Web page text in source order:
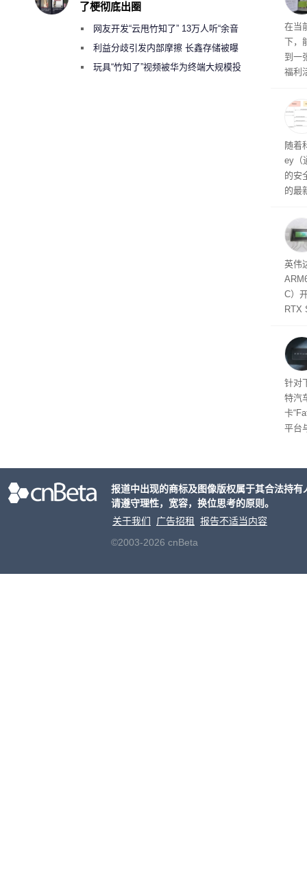
在当
下，
到一
福利
州
家
这一
（
户
随着
ey（
的安
的最
内
以利
并
在线
件是
软件
态
英伟
C）
RTX
将
的技
起
针对
特汽
卡
平台
了梗彻底出圈
网友开发“云甩竹知了” 13万人听“余音
绕梁”利益分歧引发内部摩擦 长鑫存储被曝
曾将华为驻场工程师驱逐出研发基地
玩具“竹知了”视频被华为终端大规模投
报道中出现的商标及图像版权属于其合法持
请遵守理性，宽容，换位思考的原则。
关于我们
广告招租
报告不适当内容
©2003-2026 cnBeta